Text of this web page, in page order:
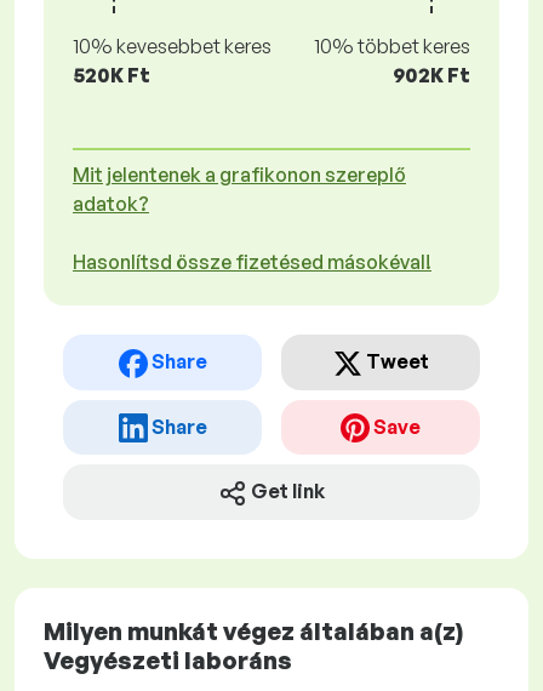
10% kevesebbet keres
520K Ft
10% többet keres
902K Ft
Mit jelentenek a grafikonon szereplő
adatok?
Hasonlítsd össze fizetésed másokéval!
Share Tweet
Share Save
Get link
Milyen munkát végez általában a(z)
Vegyészeti laboráns